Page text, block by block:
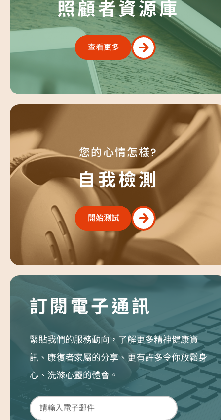
照顧者資源庫
查看更多
查看更多
您的心情怎樣?
自我檢測
開始測試
開始測試
訂閱電子通訊
緊貼我們的服務動向，了解更多精神健康資
訊、康復者家屬的分享、更有許多令你放鬆身
心、洗滌心靈的體會。